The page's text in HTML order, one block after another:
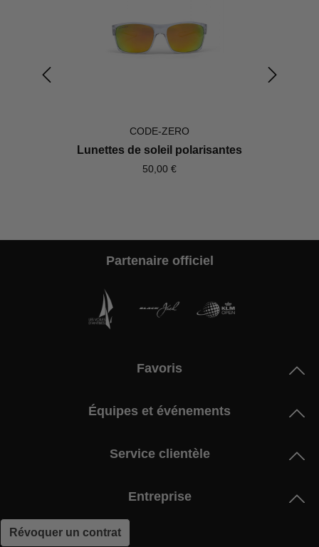
CODE-ZERO
Lunettes de soleil polarisantes
50,00 €
Partenaire officiel
Favoris
Équipes et événements
Service clientèle
Entreprise
Révoquer un contrat